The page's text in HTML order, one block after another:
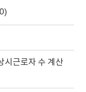
시근로자 수 계산